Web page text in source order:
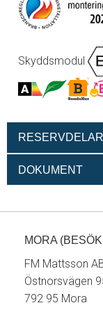
Skyddsmodul
RESERVDELAR
DOKUMENT
MORA
FM Mattsson
Östnorsvägen
792 95 Mora